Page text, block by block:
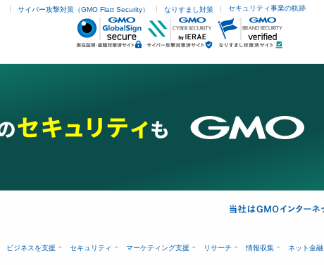
サイバー攻撃対策（GMO Flatt Security） なりすまし対策 セキュリティ事業の軌跡
ビジネスを支援 セキュリティ マーケティング支援 リサーチ 情報収集 ネット金融